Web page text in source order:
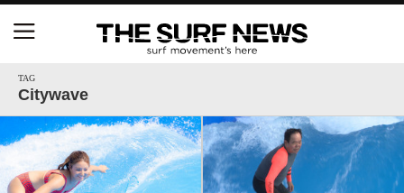
TAG
Citywave
【五十嵐カノア独占インタビュー】旧友レオ、ジャ
ックとの豪華プライベートセッション
S.ONE ショート＆ロング開幕戦・現地リポート（高